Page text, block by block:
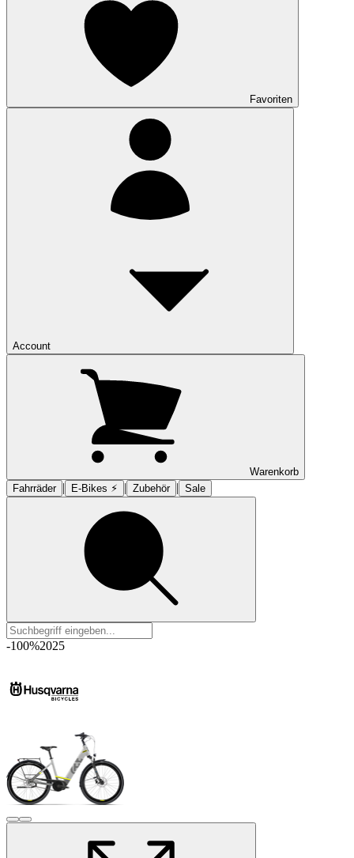
Favoriten
Account
Warenkorb
Fahrräder | E-Bikes ⚡︎ | Zubehör | Sale
-100%2025